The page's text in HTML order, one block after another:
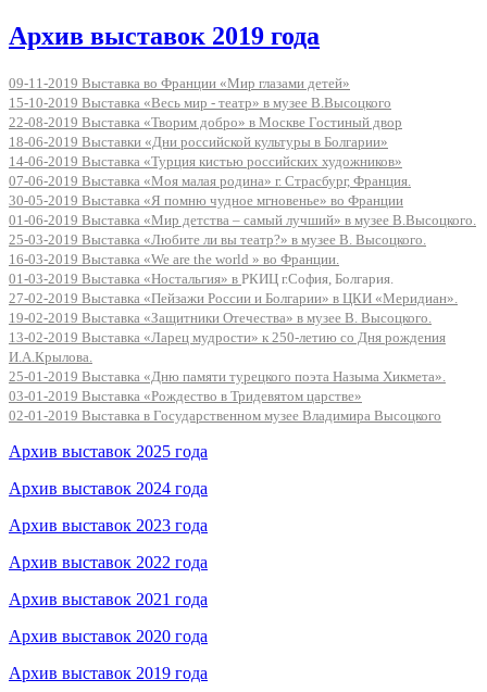
Архив выставок 2019 года
09-11-2019 Выставка во Франции «Мир глазами детей»
15-10-2019 Выставка «Весь мир - театр» в музее В.Высоцкого
22-08-2019 Выставка «Творим добро» в Москве Гостиный двор
18-06-2019 Выставки «Дни российской культуры в Болгарии»
14-06-2019 Выставка «Турция кистью российских художников»
07-06-2019 Выставка «Моя малая родина» г. Страсбург, Франция.
30-05-2019 Выставка «Я помню чудное мгновенье» во Франции
01-06-2019 Выставка «Мир детства – самый лучший» в музее В.Высоцкого.
25-03-2019 Выставка «Любите ли вы театр?» в музее В. Высоцкого.
16-03-2019 Выставка «We are the world » во Франции.
01-03-2019 Выставка «Ностальгия» в РКИЦ г.София, Болгария.
27-02-2019 Выставка «Пейзажи России и Болгарии» в ЦКИ «Меридиан».
19-02-2019 Выставка «Защитники Отечества» в музее В. Высоцкого.
13-02-2019 Выставка «Ларец мудрости» к 250-летию со Дня рождения
И.А.Крылова.
25-01-2019 Выставка «Дню памяти турецкого поэта Назыма Хикмета».
03-01-2019 Выставка «Рождество в Тридевятом царстве»
02-01-2019 Выставка в Государственном музее Владимира Высоцкого
Архив выставок 2025 года
Архив выставок 2024 года
Архив выставок 2023 года
Архив выставок 2022 года
Архив выставок 2021 года
Архив выставок 2020 года
Архив выставок 2019 года